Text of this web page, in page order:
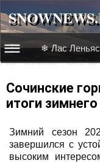
☰☰
Веб-камеры
Лыжное видео
❄ Лас
Сочинские
итоги
Зимний сезон
завершился с
высоким